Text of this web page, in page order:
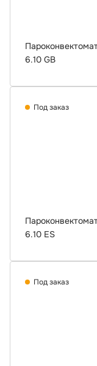
6.10 GB
Под заказ
6.10 ES
Под заказ